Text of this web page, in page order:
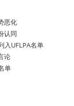
恶化
认同
入UFLPA名单
论
单